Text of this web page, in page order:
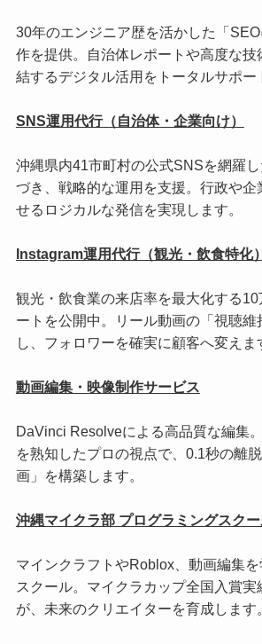
30年のエンジニア歴を活かした「
作を提供。自治体レポートや高度な技
結するデジタル活用をトータルサポー
SNS運用代行（自治体・企業向け）
沖縄県内41市町村の公式SNSを網羅
づき、戦略的な運用を支援。行政や企
せるロジカルな発信を実現します。
Instagram運用代行（観光・飲食特化）
観光・飲食業の来店率を最大化する
ートを公開中。リール動画の「視聴維
し、フォロワーを確実に顧客へ変えま
動画編集・映像制作サービス
DaVinci Resolveによる高品質な編集
を熟知したプロの視点で、0.1秒の離
画」を構築します。
沖縄マイクラ部 プログラミングスク
マインクラフトやRoblox、動画編集
スクール。マイクラカップ全国入賞実
が、未来のクリエイターを育成します。